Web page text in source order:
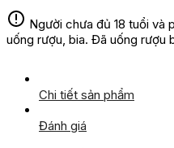
Người chưa đủ 18 tuổi và
uống rượu, bia. Đã uống rượu
Chi tiết sản phẩm
Đánh giá